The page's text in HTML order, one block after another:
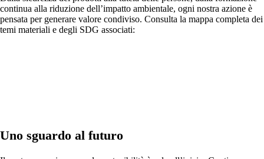
continua alla riduzione dell’impatto ambientale, ogni nostra azione è
pensata per generare valore condiviso. Consulta la mappa completa dei
temi materiali e degli SDG associati:
Uno sguardo al futuro